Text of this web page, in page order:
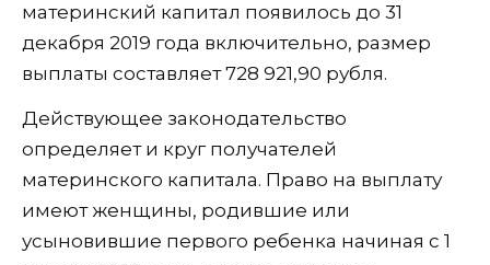
материнский капитал появилось до 31
декабря 2019 года включительно, размер
выплаты составляет 728 921,90 рубля.
Действующее законодательство
определяет и круг получателей
материнского капитала. Право на выплату
имеют женщины, родившие или
усыновившие первого ребенка начиная с 1